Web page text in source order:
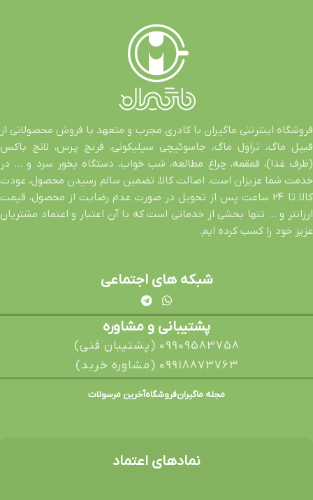
فروشگاه اینترنتی ماگیران با کادری مجرب و متعهد با فروش محصولاتی از
قبیل ماگ، تراول ماگ، جاسوئیچی سیلیکونی، فرنچ پرس، لانچ باکس
(ظرف غذا)، قمقمه، چراغ مطالعه، شب خواب، دستگاه بخور سرد و … در
خدمت شما عزیزان است. اصالت کالا، تضمین سالم رسیدن محصول، عودت
کالا تا 24 ساعت پس از تحویل در صورت عدم رضایت از محصول، قیمت
ارزانتر و … تنها بخشی از خدماتی است که با آن اعتبار و اعتماد مشتریان
عزیز خود را کسب کرده ایم.
شبکه های اجتماعی
پشتیبانی و مشاوره
09909583758 (پشتیبان فنی)
09918873763 (مشاوره خرید)
مجله ماگیرانفروشگاهآخرین مرسولات
نمادهای اعتماد